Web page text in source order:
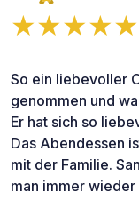
So ein liebevoller
genommen und
Er hat sich so
Das Abendessen
mit der Familie.
man immer